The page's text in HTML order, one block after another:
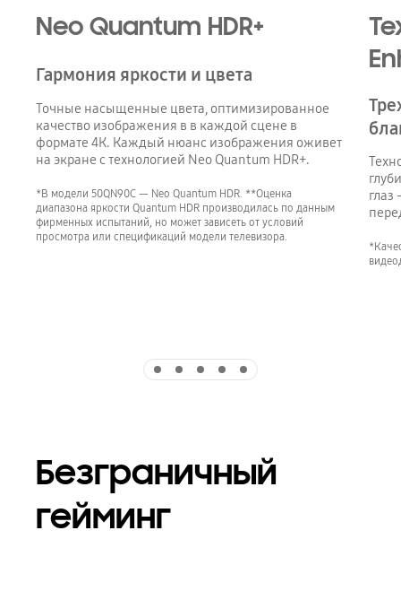
Neo Quantum HDR+
Гармония яркости и цвета
Точные насыщенные цвета, оптимизированное
качество изображения в в каждой сцене в
формате 4К. Каждый нюанс изображения оживет
на экране с технологией Neo Quantum HDR+.
*В модели 50QN90C — Neo Quantum HDR. **Оценка
диапазона яркости Quantum HDR производилась по данным
фирменных испытаний, но может зависеть от условий
просмотра или спецификаций модели телевизора.
глаз
Безграничный
гейминг